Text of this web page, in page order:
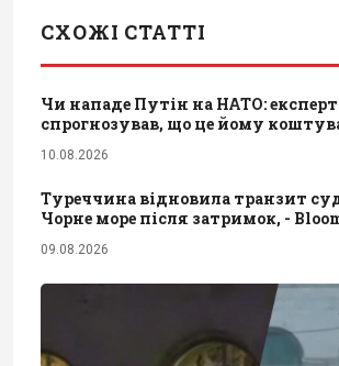
СХОЖІ СТАТТІ
Чи нападе Путін на НАТО: експерт
спрогнозував, що це йому
10.08.2026
Туреччина відновила транзит
Чорне море після затримок, -
09.08.2026